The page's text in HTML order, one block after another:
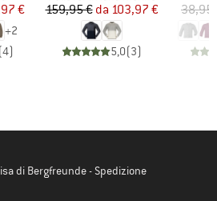
ridotto
€
+2
(4)
Prezzo
159,95 € Prezzo ridotto
da 103,97 €
5,0(3)
38,95
di Bergfreunde - Spedizione